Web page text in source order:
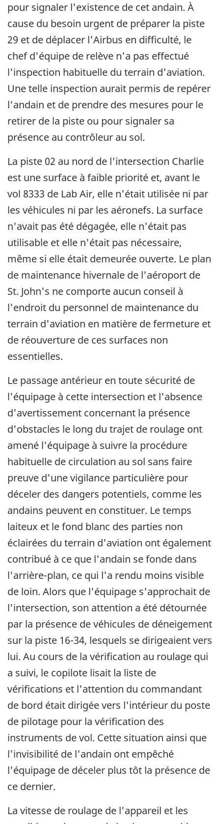
pour signaler l'existence de cet andain. À
cause du besoin urgent de préparer la piste
29 et de déplacer l'Airbus en difficulté, le
chef d'équipe de relève n'a pas effectué
l'inspection habituelle du terrain d'aviation.
Une telle inspection aurait permis de repérer
l'andain et de prendre des mesures pour le
retirer de la piste ou pour signaler sa
présence au contrôleur au sol.
La piste 02 au nord de l'intersection Charlie
est une surface à faible priorité et, avant le
vol 8333 de Lab Air, elle n'était utilisée ni par
les véhicules ni par les aéronefs. La surface
n'avait pas été dégagée, elle n'était pas
utilisable et elle n'était pas nécessaire,
même si elle était demeurée ouverte. Le plan
de maintenance hivernale de l'aéroport de
St. John's ne comporte aucun conseil à
l'endroit du personnel de maintenance du
terrain d'aviation en matière de fermeture et
de réouverture de ces surfaces non
essentielles.
Le passage antérieur en toute sécurité de
l'équipage à cette intersection et l'absence
d'avertissement concernant la présence
d'obstacles le long du trajet de roulage ont
amené l'équipage à suivre la procédure
habituelle de circulation au sol sans faire
preuve d'une vigilance particulière pour
déceler des dangers potentiels, comme les
andains peuvent en constituer. Le temps
laiteux et le fond blanc des parties non
éclairées du terrain d'aviation ont également
contribué à ce que l'andain se fonde dans
l'arrière-plan, ce qui l'a rendu moins visible
de loin. Alors que l'équipage s'approchait de
l'intersection, son attention a été détournée
par la présence de véhicules de déneigement
sur la piste 16-34, lesquels se dirigeaient vers
lui. Au cours de la vérification au roulage qui
a suivi, le copilote lisait la liste de
vérifications et l'attention du commandant
de bord était dirigée vers l'intérieur du poste
de pilotage pour la vérification des
instruments de vol. Cette situation ainsi que
l'invisibilité de l'andain ont empêché
l'équipage de déceler plus tôt la présence de
ce dernier.
La vitesse de roulage de l'appareil et les